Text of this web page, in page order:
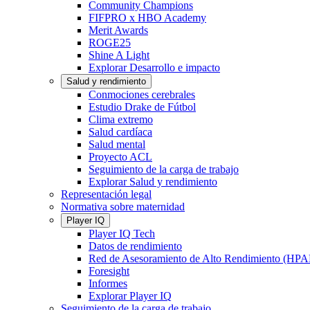
Community Champions
FIFPRO x HBO Academy
Merit Awards
ROGE25
Shine A Light
Explorar Desarrollo e impacto
Salud y rendimiento
Conmociones cerebrales
Estudio Drake de Fútbol
Clima extremo
Salud cardíaca
Salud mental
Proyecto ACL
Seguimiento de la carga de trabajo
Explorar Salud y rendimiento
Representación legal
Normativa sobre maternidad
Player IQ
Player IQ Tech
Datos de rendimiento
Red de Asesoramiento de Alto Rendimiento
Foresight
Informes
Explorar Player IQ